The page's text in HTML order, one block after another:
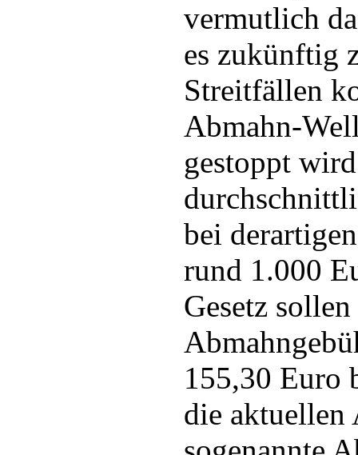
vermutlich
es zukünftig
Streitfällen
Abmahn-
gestoppt
bei
rund 1.000
Gesetz
155,30 Euro
die aktuellen